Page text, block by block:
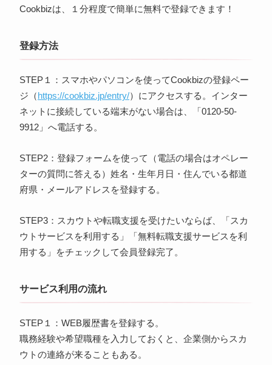
Cookbizは、１分程度で簡単に無料で登録できます！
登録方法
STEP１：スマホやパソコンを使ってCookbizの登録ペー
ジ（ https://cookbiz.jp/entry/）にアクセスする。インター
ネットに接続している端末がない場合は、「0120-50-
9912」へ電話する。
STEP2：登録フォームを使って（電話の場合はオペレー
ターの質問に答える）姓名・生年月日・住んでいる都道
府県・メールアドレスを登録する。
STEP3：スカウトや転職支援を受けたいならば、「スカ
ウトサービスを利用する」「無料転職支援サービスを利
用する」をチェックして会員登録完了。
サービス利用の流れ
STEP１：WEB履歴書を登録する。
職務経験や希望職種を入力しておくと、企業側からスカ
ウトの連絡が来ることもある。